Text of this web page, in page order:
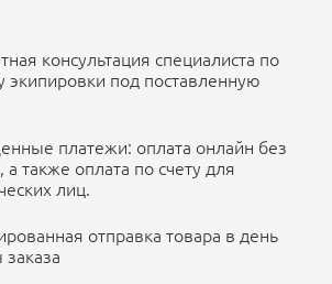
О СКЛАДЕ
консультация специалиста по
экипировки под поставленную
платежи: оплата онлайн без
а также оплата по счету для
лиц.
отправка товара в день
заказа